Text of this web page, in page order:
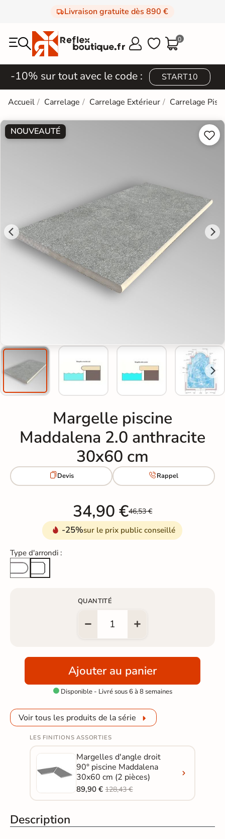
Livraison gratuite dès 890 €
  0
-10% sur tout avec le code : START10
Accueil Carrelage Carrelage Extérieur Carrelage
NOUVEAUTÉ 

Margelle piscine
Maddalena 2.0 anthracite
30x60 cm
Devis Rappel
34,90 €46,53 €
-25%sur le prix public conseillé
Type d'arrondi :
Arrondi total
Arête cassée
QUANTITÉ
Ajouter au panier
Disponible - Livré sous 6 à 8 semaines
Voir tous les produits de la série
LES FINITIONS ASSORTIES
Margelles d'angle droit
90° piscine Maddalena
30x60 cm (2 pièces)
89,90 €128,43 €
Description